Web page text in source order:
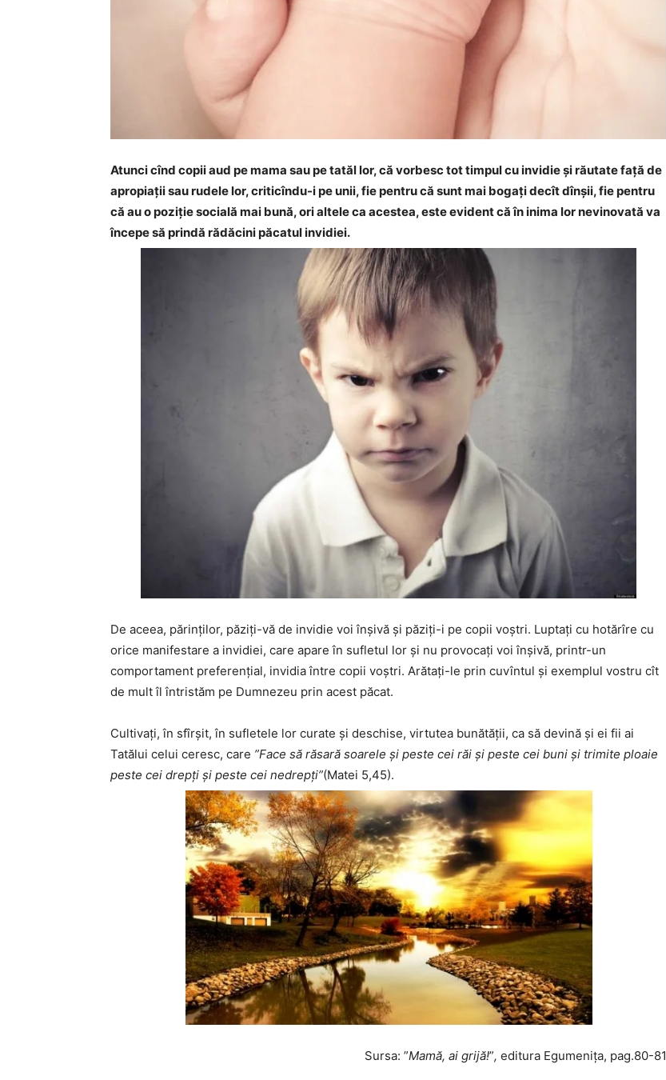
Atunci cînd copii aud pe mama sau pe tatăl lor, că vorbesc tot timpul cu invidie și răutate față de
apropiații sau rudele lor, criticîndu-i pe unii, fie pentru că sunt mai bogați decît dînșii, fie pentru
că au o poziție socială mai bună, ori altele ca acestea, este evident că în inima lor nevinovată va
începe să prindă rădăcini păcatul invidiei.
De aceea, părinților, păziți-vă de invidie voi înșivă și păziți-i pe copii voștri. Luptați cu hotărîre cu
orice manifestare a invidiei, care apare în sufletul lor și nu provocați voi înșivă, printr-un
comportament preferențial, invidia între copii voștri. Arătați-le prin cuvîntul și exemplul vostru cît
de mult îl întristăm pe Dumnezeu prin acest păcat.
Cultivați, în sfîrșit, în sufletele lor curate și deschise, virtutea bunătății, ca să devină și ei fii ai
Tatălui celui ceresc, care ”Face să răsară soarele și peste cei răi și peste cei buni și trimite ploaie
peste cei drepți și peste cei nedrepți”(Matei 5,45).
Sursa: ”Mamă, ai grijă!”, editura Egumenița, pag.80-81